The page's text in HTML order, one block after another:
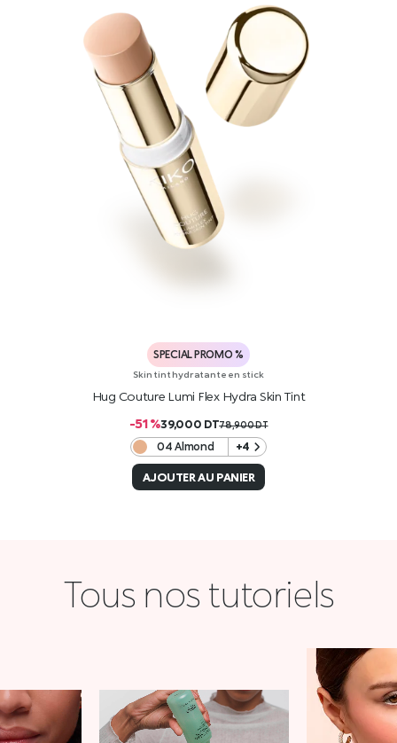
SPECIAL PROMO %
Skin tint hydratante en stick
Hug Couture Lumi Flex Hydra Skin Tint
-51 %39,000 DT78,900DT
04 Almond +4
AJOUTER AU PANIER
Tous nos tutoriels